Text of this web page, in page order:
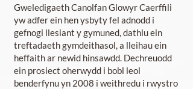
Gweledigaeth Canolfan Glowyr Caerffili
yw adfer ein hen ysbyty fel adnodd i
gefnogi llesiant y gymuned, dathlu ein
treftadaeth gymdeithasol, a lleihau ein
heffaith ar newid hinsawdd. Dechreuodd
ein prosiect oherwydd i bobl leol
benderfynu yn 2008 i weithredu i rwystro